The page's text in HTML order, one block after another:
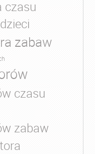
czasu
zabaw
czasu
zabaw